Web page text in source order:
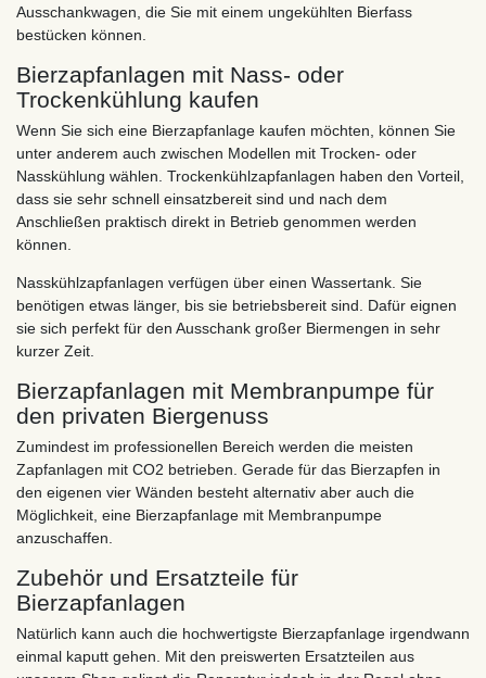
Ausschankwagen, die Sie mit einem ungekühlten Bierfass
bestücken können.
Bierzapfanlagen mit Nass- oder
Trockenkühlung kaufen
Wenn Sie sich eine Bierzapfanlage kaufen möchten, können Sie
unter anderem auch zwischen Modellen mit Trocken- oder
Nasskühlung wählen. Trockenkühlzapfanlagen haben den Vorteil,
dass sie sehr schnell einsatzbereit sind und nach dem
Anschließen praktisch direkt in Betrieb genommen werden
können.
Nasskühlzapfanlagen verfügen über einen Wassertank. Sie
benötigen etwas länger, bis sie betriebsbereit sind. Dafür eignen
sie sich perfekt für den Ausschank großer Biermengen in sehr
kurzer Zeit.
Bierzapfanlagen mit Membranpumpe für
den privaten Biergenuss
Zumindest im professionellen Bereich werden die meisten
Zapfanlagen mit CO2 betrieben. Gerade für das Bierzapfen in
den eigenen vier Wänden besteht alternativ aber auch die
Möglichkeit, eine Bierzapfanlage mit Membranpumpe
anzuschaffen.
Zubehör und Ersatzteile für
Bierzapfanlagen
Natürlich kann auch die hochwertigste Bierzapfanlage irgendwann
einmal kaputt gehen. Mit den preiswerten Ersatzteilen aus